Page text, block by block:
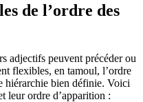
de l’ordre des
adjectifs peuvent précéder ou
flexibles, en tamoul, l’ordre
hiérarchie bien définie. Voici
leur ordre d’apparition :